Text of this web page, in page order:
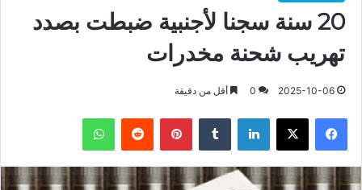
20 سنة سجنا لأجنبية ضبطت بصدد
تهريب شحنة مخدرات
2025-10-06
0 أقل من دقيقة
فيسبوك X لينكدإن بينتيريست واتساب